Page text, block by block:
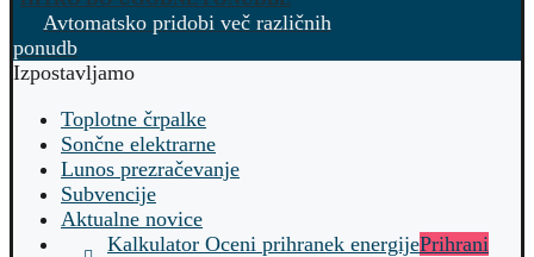
Avtomatsko pridobi več različnih
ponudb
Izpostavljamo
Toplotne črpalke
Sončne elektrarne
Lunos prezračevanje
Subvencije
Aktualne novice
Kalkulator Oceni prihranek energijePrihrani